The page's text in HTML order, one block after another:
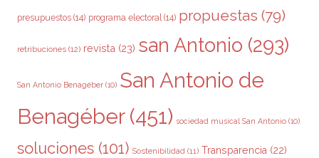
presupuestos (14) programa electoral (14) propuestas (79)
retribuciones (12) revista (23) san Antonio (293)
San Antonio Benagéber (10) San Antonio de
Benagéber(451) sociedad musical San Antonio (10)
soluciones (101) Sostenibilidad (11) Transparencia (22)